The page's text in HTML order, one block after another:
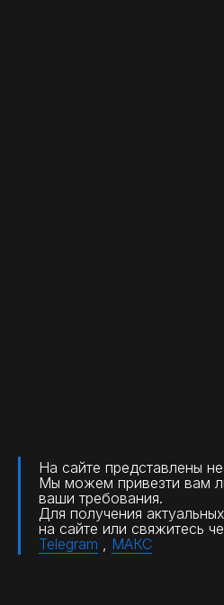
На сайте представлены
Мы можем привезти вам
ваши требования.
Для получения
на сайте или свяжитесь
Telegram , МАКС